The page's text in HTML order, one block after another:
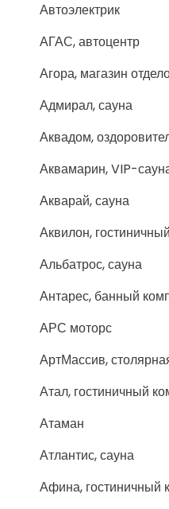
Автоэлектрик
АГАС, автоцентр
Агора, магазин
Адмирал, сауна
Аквадом,
Аквамарин, VIP-
Акварай, сауна
Аквилон,
Альбатрос, сауна
Антарес, банный
АРС моторс
АртМассив,
Атал, гостиничный
Атаман
Атлантис, сауна
Афина, гостиничный